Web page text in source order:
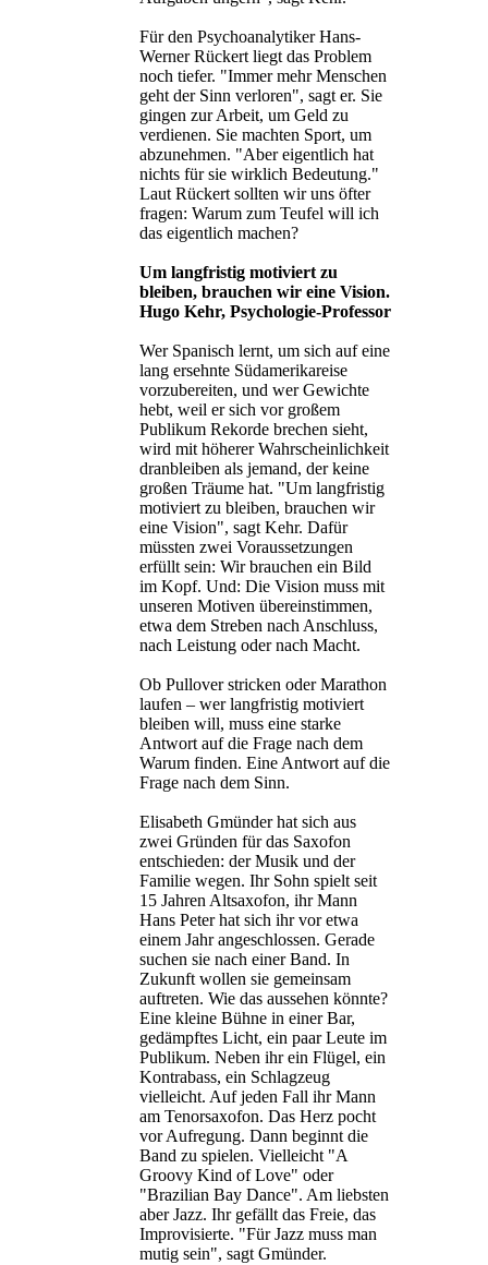
Für den Psychoanalytiker Hans-
Werner Rückert liegt das Problem
noch tiefer. "Immer mehr Menschen
geht der Sinn verloren", sagt er. Sie
gingen zur Arbeit, um Geld zu
verdienen. Sie machten Sport, um
abzunehmen. "Aber eigentlich hat
nichts für sie wirklich Bedeutung."
Laut Rückert sollten wir uns öfter
fragen: Warum zum Teufel will ich
das eigentlich machen?
Um langfristig motiviert zu
bleiben, brauchen wir eine Vision.
Hugo Kehr, Psychologie-Professor
Wer Spanisch lernt, um sich auf eine
lang ersehnte Südamerikareise
vorzubereiten, und wer Gewichte
hebt, weil er sich vor großem
Publikum Rekorde brechen sieht,
wird mit höherer Wahrscheinlichkeit
dranbleiben als jemand, der keine
großen Träume hat. "Um langfristig
motiviert zu bleiben, brauchen wir
eine Vision", sagt Kehr. Dafür
müssten zwei Voraussetzungen
erfüllt sein: Wir brauchen ein Bild
im Kopf. Und: Die Vision muss mit
unseren Motiven übereinstimmen,
etwa dem Streben nach Anschluss,
nach Leistung oder nach Macht.
Ob Pullover stricken oder Marathon
laufen – wer langfristig motiviert
bleiben will, muss eine starke
Antwort auf die Frage nach dem
Warum finden. Eine Antwort auf die
Frage nach dem Sinn.
Elisabeth Gmünder hat sich aus
zwei Gründen für das Saxofon
entschieden: der Musik und der
Familie wegen. Ihr Sohn spielt seit
15 Jahren Altsaxofon, ihr Mann
Hans Peter hat sich ihr vor etwa
einem Jahr angeschlossen. Gerade
suchen sie nach einer Band. In
Zukunft wollen sie gemeinsam
auftreten. Wie das aussehen könnte?
Eine kleine Bühne in einer Bar,
gedämpftes Licht, ein paar Leute im
Publikum. Neben ihr ein Flügel, ein
Kontrabass, ein Schlagzeug
vielleicht. Auf jeden Fall ihr Mann
am Tenorsaxofon. Das Herz pocht
vor Aufregung. Dann beginnt die
Band zu spielen. Vielleicht "A
Groovy Kind of Love" oder
"Brazilian Bay Dance". Am liebsten
aber Jazz. Ihr gefällt das Freie, das
Improvisierte. "Für Jazz muss man
mutig sein", sagt Gmünder.